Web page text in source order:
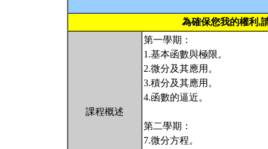
為確保您我的權利,
課程概述
第一學期：
1.基本函數與極限。
2.微分及其應用。
3.積分及其應用。
4.函數的逼近。
第二學期：
7.微分方程。